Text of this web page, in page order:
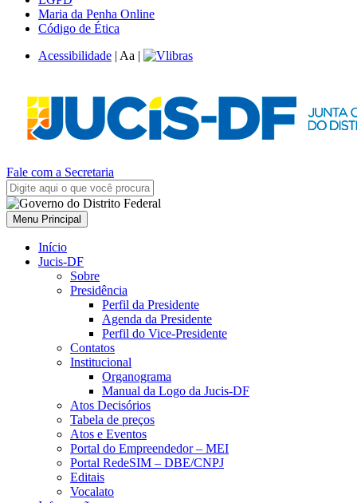
Maria da Penha Online
Código de Ética
Acessibilidade | Aa |
Fale com a Secretaria
Menu Principal
Início
Jucis-DF
Sobre
Presidência
Perfil da Presidente
Agenda da Presidente
Perfil do Vice-Presidente
Contatos
Institucional
Organograma
Manual da Logo da Jucis-DF
Atos Decisórios
Tabela de preços
Atos e Eventos
Portal do Empreendedor – MEI
Portal RedeSIM – DBE/CNPJ
Editais
Vocalato